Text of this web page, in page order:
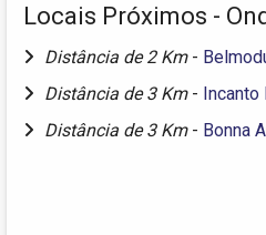
Locais Próximos -
Distância de 2 Km -
Distância de 3 Km -
Distância de 3 Km - Bonna